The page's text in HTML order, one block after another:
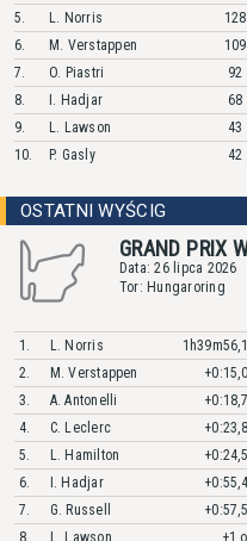
5.
L. Norris
128
6.
M. Verstappen
109
7.
O. Piastri
92
8.
I. Hadjar
68
9.
L. Lawson
43
10.
P. Gasly 42
OSTATNI WYŚCIG
GRAND PRIX
Data: 26 lipca 2026
Tor: Hungaroring
1. L. Norris
2.
M. Verstappen
3.
A. Antonelli
4.
C. Leclerc
5.
L. Hamilton
6.
I. Hadjar
7.
G. Russell
8.
L. Lawson
+1